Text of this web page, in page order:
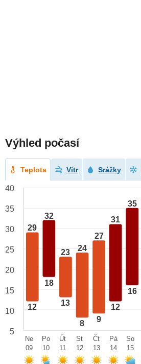
Výhled počasí
Teplota Vítr Srážky
29
12
32
18
23
13
24
8
27
9
31
12
35
16
40
35
30
25
20
15
10
5
Ne
09
Po
10
Út
11
St
12
Čt
13
Pá
14
So
15